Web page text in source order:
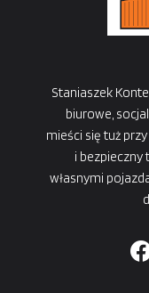
Staniaszek
biurowe,
mieści się tuż
i bezpieczny
własnymi